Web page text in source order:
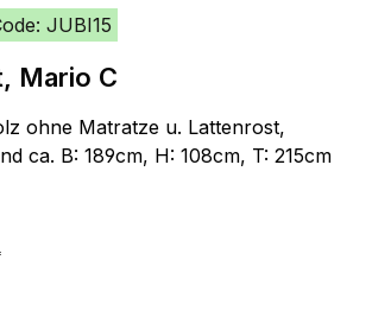
JUBI15
Mario C
ohne Matratze u. Lattenrost,
ca. B: 189cm, H: 108cm, T: 215cm